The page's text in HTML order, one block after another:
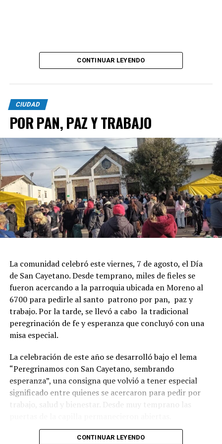
CONTINUAR LEYENDO
CIUDAD
POR PAN, PAZ Y TRABAJO
La comunidad celebró este viernes, 7 de agosto, el Día
de San Cayetano. Desde temprano, miles de fieles se
fueron acercando a la parroquia ubicada en Moreno al
6700 para pedirle al santo patrono por pan, paz y
trabajo. Por la tarde, se llevó a cabo la tradicional
peregrinación de fe y esperanza que concluyó con una
misa especial.
La celebración de este año se desarrolló bajo el lema
“Peregrinamos con San Cayetano, sembrando
esperanza”, una consigna que volvió a tener especial
significado entre quienes se acercaron para pedir por
trabajo, salud y bienestar. Desde muy temprano las
La imagen del santo salió del santuario de Moreno al
CONTINUAR LEYENDO